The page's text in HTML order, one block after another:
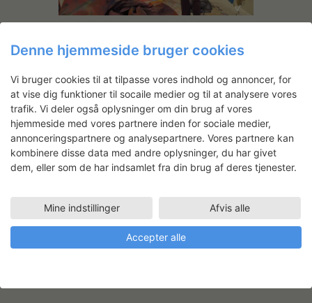
Selina Rom Andersen
Arbejdsområde
Billedkunst
24.06.2024 - 19.07.2024
STORE FOTOVÆRKSTED
14.10.2024 - 08.11.2024
Denne hjemmeside bruger cookies
Vi bruger cookies til at tilpasse vores indhold og annoncer, for
at vise dig funktioner til socaile medier og til at analysere vores
trafik. Vi deler også oplysninger om din brug af vores
hjemmeside med vores partnere inden for sociale medier,
annonceringspartnere og analysepartnere. Vores partnere kan
kombinere disse data med andre oplysninger, du har givet
dem, eller som de har indsamlet fra din brug af deres tjenester.
Mine indstillinger Afvis alle
Accepter alle